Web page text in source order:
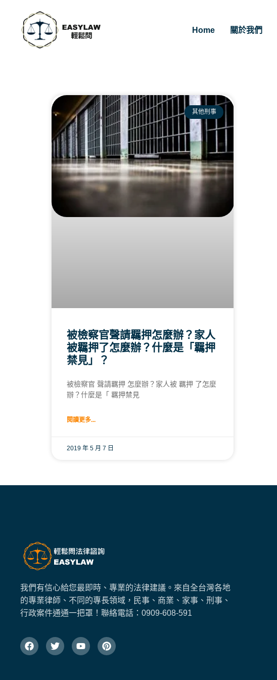
Home 關於我們
其他刑事
被檢察官聲請羈押怎麼辦？家人
被羈押了怎麼辦？什麼是「羈押
禁見」？
被檢察官 聲請羈押 怎麼辦？家人被 羈押 了怎麼
辦？什麼是「 羈押禁見
閱讀更多...
2019 年 5 月 7 日
我們有信心給您最即時、專業的法律建議。來自全台灣各地
的專業律師、不同的專長領域，民事、商業、家事、刑事、
行政案件通通一把罩！ 聯絡電話： 0909-608-591